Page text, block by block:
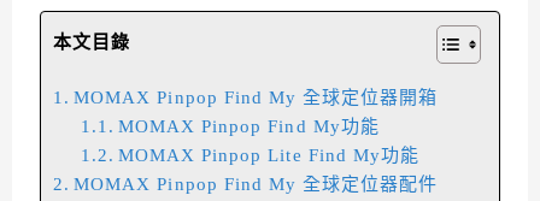
本文目錄
MOMAX Pinpop Find My 全球定位器開箱
MOMAX Pinpop Find My功能
MOMAX Pinpop Lite Find My功能
MOMAX Pinpop Find My 全球定位器配件